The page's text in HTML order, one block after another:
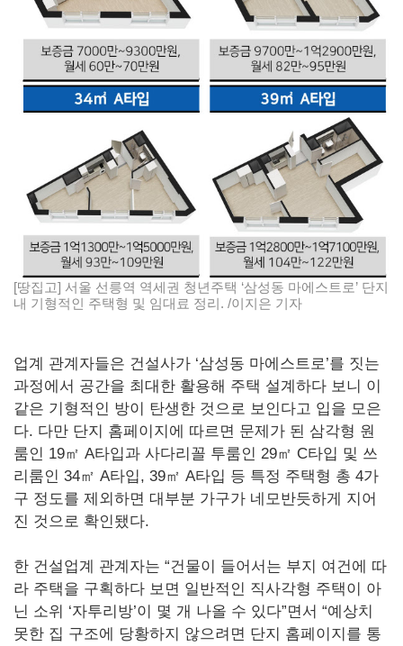
[땅집고] 서울 선릉역 역세권 청년주택 ‘삼성동 마에스트로’ 단지
내 기형적인 주택형 및 임대료 정리. /이지은 기자
업계 관계자들은 건설사가 ‘삼성동 마에스트로’를 짓는
과정에서 공간을 최대한 활용해 주택 설계하다 보니 이
같은 기형적인 방이 탄생한 것으로 보인다고 입을 모은
다. 다만 단지 홈페이지에 따르면 문제가 된 삼각형 원
룸인 19㎡ A타입과 사다리꼴 투룸인 29㎡ C타입 및 쓰
리룸인 34㎡ A타입, 39㎡ A타입 등 특정 주택형 총 4가
구 정도를 제외하면 대부분 가구가 네모반듯하게 지어
진 것으로 확인됐다.
한 건설업계 관계자는 “건물이 들어서는 부지 여건에 따
라 주택을 구획하다 보면 일반적인 직사각형 주택이 아
닌 소위 ‘자투리방’이 몇 개 나올 수 있다”면서 “예상치
못한 집 구조에 당황하지 않으려면 단지 홈페이지를 통